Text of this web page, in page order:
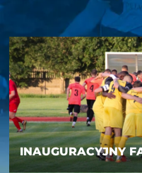
INAUGURACYJNY